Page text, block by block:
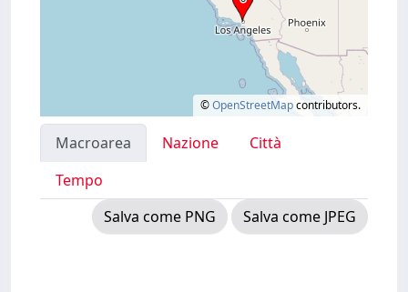
©OpenStreetMapcontributors.
Macroarea Nazione
Città
Tempo
Salva come PNG
Salva come JPEG